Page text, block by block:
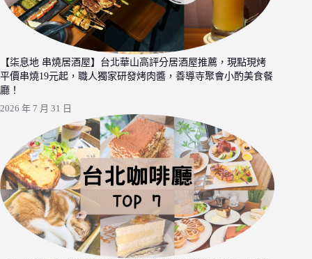
【柒息地 串燒居酒屋】台北華山高評分居酒屋推薦，現點現烤
平價串燒19元起，職人獨家研發烤肉醬，善導寺聚會小酌美食餐
廳！
2026 年 7 月 31 日